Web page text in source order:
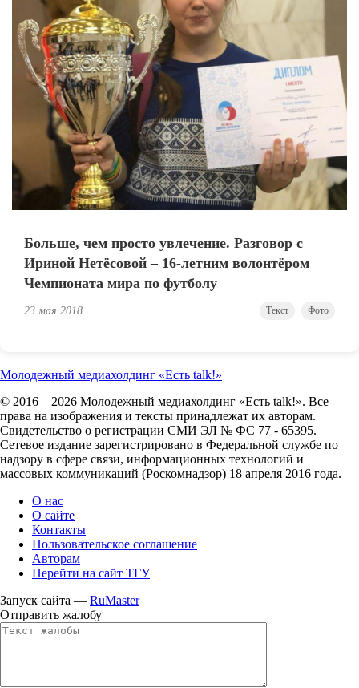
Больше, чем просто увлечение. Разговор с
Ириной Нетёсовой – 16-летним волонтёром
Чемпионата мира по футболу
23 мая 2018 Текст Фото
Молодежный медиахолдинг «Есть talk!»
© 2016 – 2026 Молодежный медиахолдинг «Есть talk!». Все
права на изображения и тексты принадлежат их авторам.
Свидетельство о регистрации СМИ ЭЛ № ФС 77 - 65395.
Сетевое издание зарегистрировано в Федеральной службе по
надзору в сфере связи, информационных технологий и
массовых коммуникаций (Роскомнадзор) 18 апреля 2016 года.
О нас
О сайте
Контакты
Пользовательское соглашение
Авторам
Перейти на сайт ТГУ
Запуск сайта — RuMaster
Отправить жалобу